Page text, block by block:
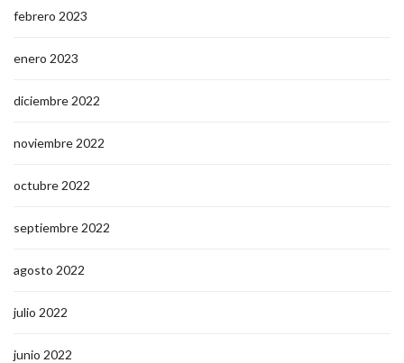
febrero 2023
enero 2023
diciembre 2022
noviembre 2022
octubre 2022
septiembre 2022
agosto 2022
julio 2022
junio 2022